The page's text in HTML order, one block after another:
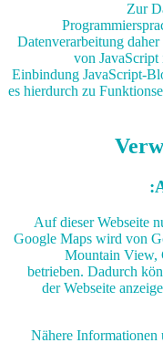
Zur
Datenverarbeitung
von
Einbindung JavaScript-
es hierdurch zu
Auf dieser Webseite
Google Maps wird von
Mountain View,
betrieben. Dadurch
der Webseite
Nähere Informationen